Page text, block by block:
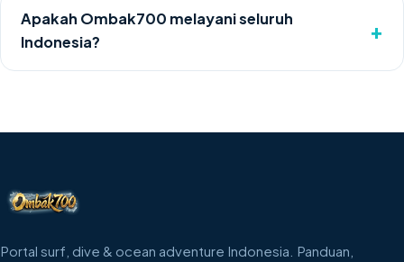
alat laut, booking ocean trip, dan komunitas. Lihat
Rental,Shop
Apakah Ombak700 melayani seluruh
Indonesia?
+
Indonesia.
Portal surf, dive & ocean adventure Indonesia. Panduan,